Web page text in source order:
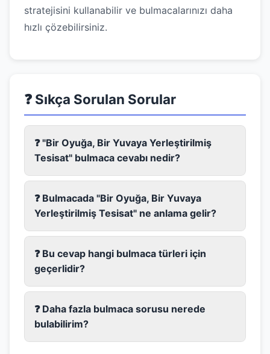
stratejisini kullanabilir ve bulmacalarınızı daha
hızlı çözebilirsiniz.
❓ Sıkça Sorulan Sorular
❓ "Bir Oyuğa, Bir Yuvaya Yerleştirilmiş
Tesisat" bulmaca cevabı nedir?
❓ Bulmacada "Bir Oyuğa, Bir Yuvaya
Yerleştirilmiş Tesisat" ne anlama gelir?
❓ Bu cevap hangi bulmaca türleri için
geçerlidir?
❓ Daha fazla bulmaca sorusu nerede
bulabilirim?